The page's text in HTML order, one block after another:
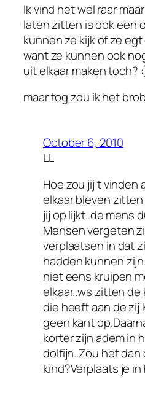
Ik vind het wel raar
laten zitten is ook een
kunnen ze kijk of ze
want ze kunnen ook
uit elkaar maken toch?
maar tog zou ik het
October 6, 2010
LL
Hoe zou jij t vinden
elkaar bleven
jij op lijkt..de mens
Mensen vergeten
verplaatsen in dat
hadden kunnen
niet eens kruipen
elkaar..ws zitten
die heeft aan de zij
geen kant
korter zijn adem in
dolfijn..Zou het
kind?Verplaats je in